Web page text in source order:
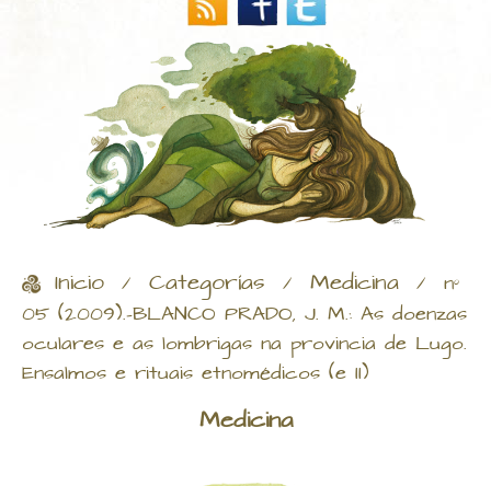
Inicio / Categorías / Medicina / nº
05 (2009).-BLANCO PRADO, J. M.: As doenzas
oculares e as lombrigas na provincia de Lugo.
Ensalmos e rituais etnomédicos (e II)
Medicina